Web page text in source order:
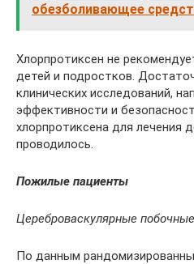
обезболивающее
Хлорпротиксен не
детей и подростков.
клинических исследований,
эффективности и
хлорпротиксена для лечения
проводилось.
Пожилые пациенты
Цереброваскулярные
По данным